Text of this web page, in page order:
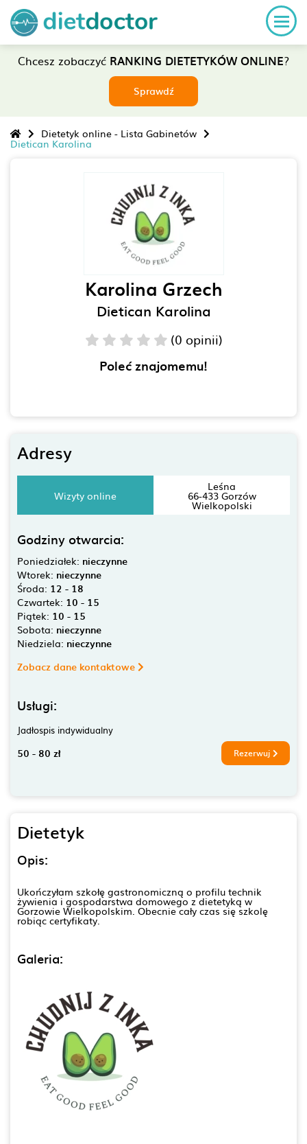
Chcesz zobaczyć RANKING DIETETYKÓW ONLINE?
Sprawdź
Dietetyk online - Lista Gabinetów
Dietican Karolina
Karolina Grzech
Dietican Karolina
(0 opinii)
Poleć znajomemu!
Adresy
Wizyty online
Leśna
66-433 Gorzów
Wielkopolski
Godziny otwarcia:
Poniedziałek: nieczynne
Wtorek: nieczynne
Środa: 12 - 18
Czwartek: 10 - 15
Piątek: 10 - 15
Sobota: nieczynne
Niedziela: nieczynne
Zobacz dane kontaktowe
Usługi:
Jadłospis indywidualny
50 - 80 zł Rezerwuj
Dietetyk
Opis:
Ukończyłam szkołę gastronomiczną o profilu technik
żywienia i gospodarstwa domowego z dietetyką w
Gorzowie Wielkopolskim. Obecnie cały czas się szkolę
robiąc certyfikaty.
Galeria: